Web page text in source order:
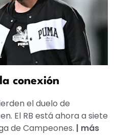
conexión
el duelo de
El RB está ahora a siete
de Campeones. | más